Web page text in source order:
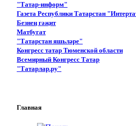
"Татар-информ"
Газета Республики Татарстан
Безнең гәҗит
Матбугат
"Татарстан яшьләре"
Конгресс татар Тюменской области
Всемирный Конгресс Татар
"Татарлар.ру"
Главная